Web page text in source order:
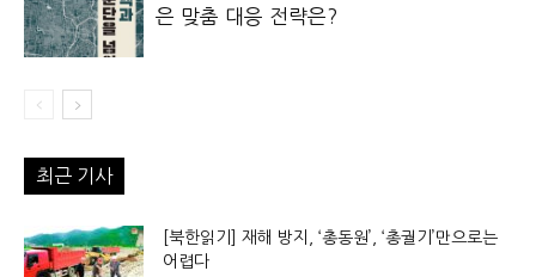
은 맞춤 대응 전략은?
최근 기사
[북한읽기] 재해 방지, ‘총동원’, ‘총궐기’만으로는
어렵다